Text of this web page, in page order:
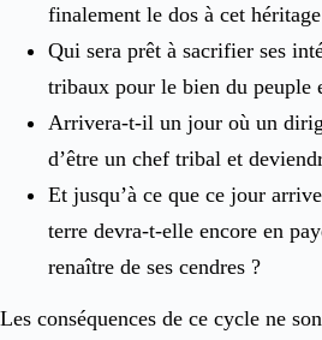
finalement le dos à cet
Qui sera prêt à sacrifier ses
tribaux pour le bien du peuple
Arrivera-t-il un jour où un
d’être un chef tribal et
Et jusqu’à ce que ce jour
terre devra-t-elle encore en
renaître de ses cendres ?
Les conséquences de ce cycle ne